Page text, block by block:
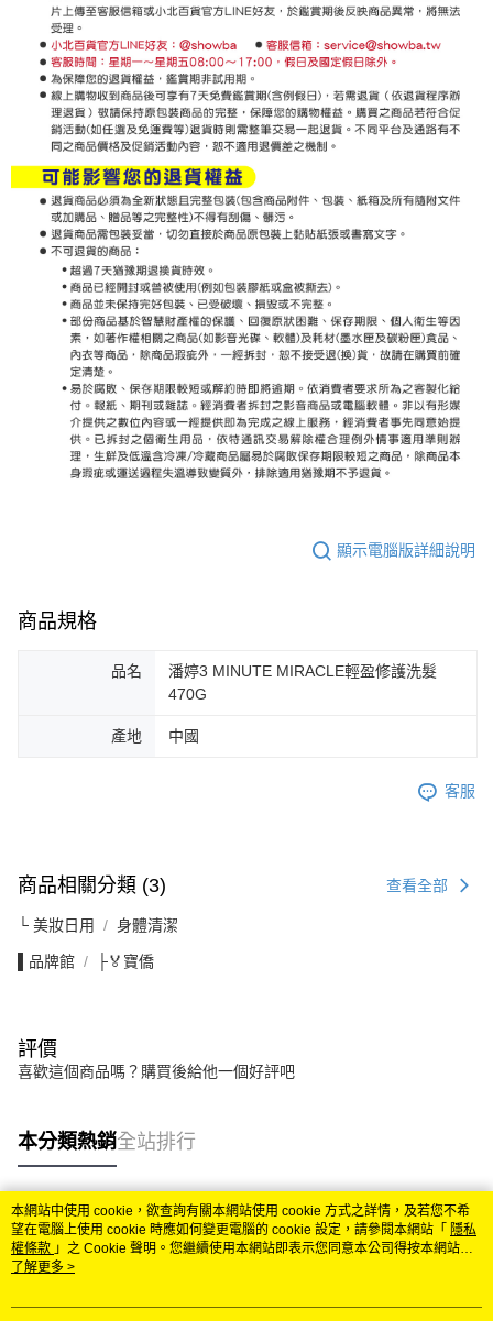
顯示電腦版詳細說明
商品規格
品名
潘婷3 MINUTE MIRACLE輕盈修護洗髮
470G
產地 中國
客服
商品相關分類 (3) 查看全部
└ 美妝日用 身體清潔
▌品牌館 ├🏅寶僑
評價
喜歡這個商品嗎？購買後給他一個好評吧
本分類熱銷全站排行
熱門標籤
本網站中使用 cookie，欲查詢有關本網站使用 cookie 方式之詳情，及若您不希
望在電腦上使用 cookie 時應如何變更電腦的 cookie 設定，請參閱本網站「 隱私
權條款 」之 Cookie 聲明。您繼續使用本網站即表示您同意本公司得按本網站使
用條款之 Cookie 聲明使用 cookie。
了解更多 >